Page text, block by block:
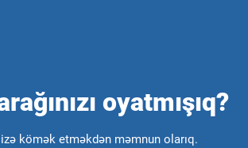
oyatmışıq?
kömək etməkdən məmnun olarıq.